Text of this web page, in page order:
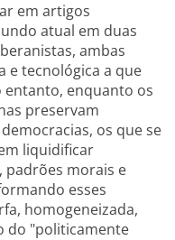
em artigos
atual em duas
ambas
e tecnológica a que
enquanto os
preservam
os que se
liquidificar
padrões morais e
esses
homogeneizada,
do "politicamente